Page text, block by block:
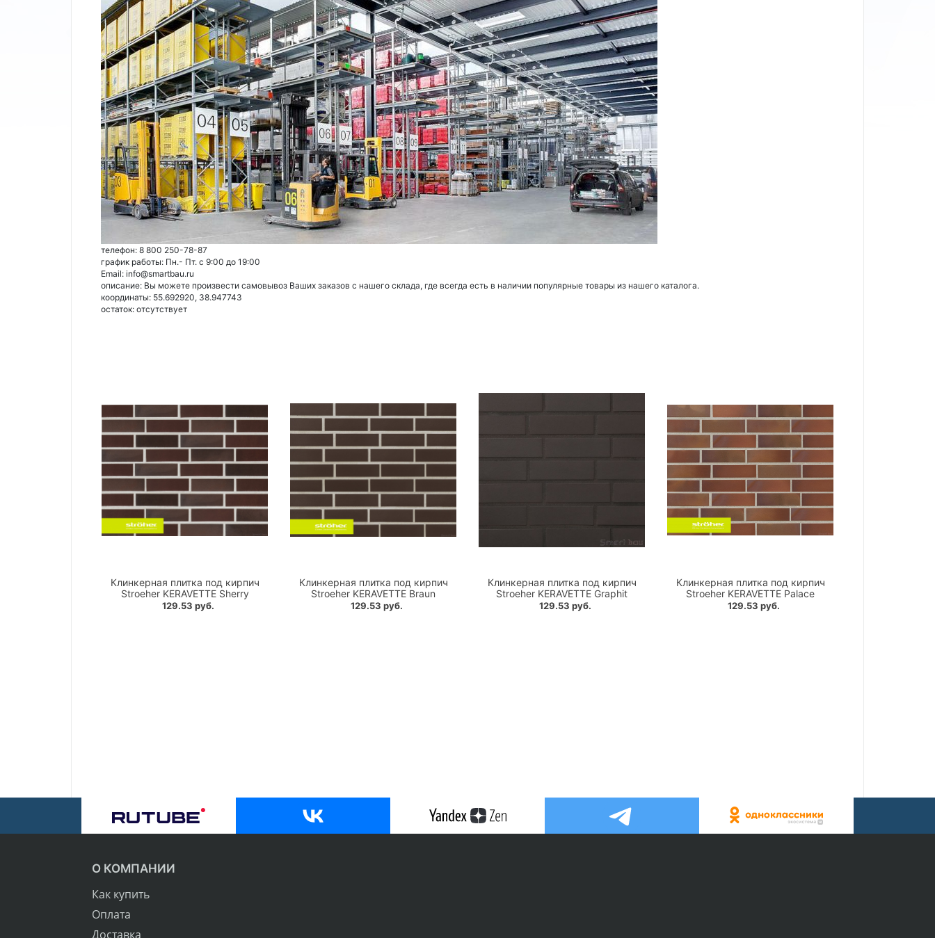
телефон: 8 800 250-78-87
график работы: Пн.- Пт. с 9:00 до 19:00
Email: info@smartbau.ru
описание: Вы можете произвести самовывоз Ваших заказов с нашего склада, где всегда есть в наличии популярные товары из нашего каталога.
координаты: 55.692920, 38.947743
остаток: отсутствует
Клинкерная плитка под кирпич
Stroeher KERAVETTE Sherry
129.53 руб.
Клинкерная плитка под кирпич
Stroeher KERAVETTE Braun
129.53 руб.
Клинкерная плитка под кирпич
Stroeher KERAVETTE Graphit
129.53 руб.
Клинкерная плитка под кирпич
Stroeher KERAVETTE Palace
129.53 руб.
О КОМПАНИИ
Как купить
Оплата
Доставка